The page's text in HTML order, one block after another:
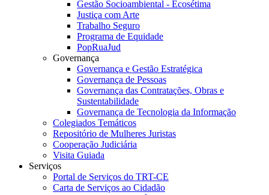
Gestão Socioambiental - Ecosétima
Justiça com Arte
Trabalho Seguro
Programa de Equidade
PopRuaJud
Governança
Governança e Gestão Estratégica
Governança de Pessoas
Governança das Contratações, Obras e
Sustentabilidade
Governança de Tecnologia da Informação
Colegiados Temáticos
Repositório de Mulheres Juristas
Cooperação Judiciária
Visita Guiada
Serviços
Portal de Serviços do TRT-CE
Carta de Serviços ao Cidadão